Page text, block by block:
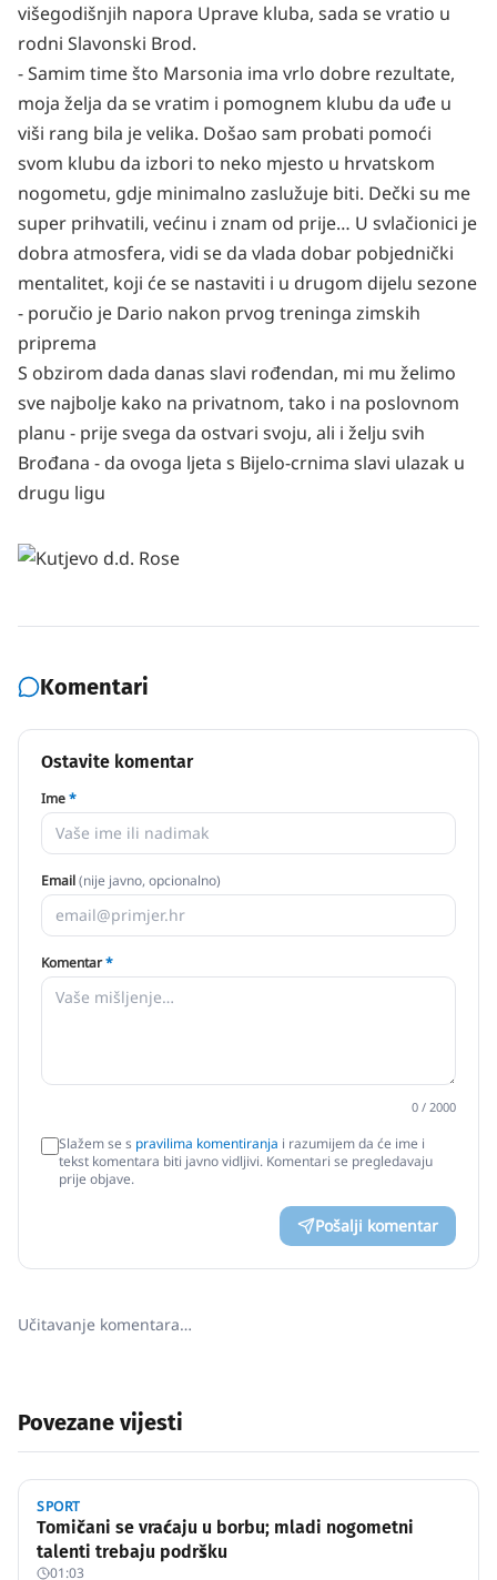
višegodišnjih napora Uprave kluba, sada se vratio u
rodni Slavonski Brod.
- Samim time što Marsonia ima vrlo dobre rezultate,
moja želja da se vratim i pomognem klubu da uđe u
viši rang bila je velika. Došao sam probati pomoći
svom klubu da izbori to neko mjesto u hrvatskom
nogometu, gdje minimalno zaslužuje biti. Dečki su me
super prihvatili, većinu i znam od prije… U svlačionici je
dobra atmosfera, vidi se da vlada dobar pobjednički
mentalitet, koji će se nastaviti i u drugom dijelu sezone
- poručio je Dario nakon prvog treninga zimskih
priprema
S obzirom dada danas slavi rođendan, mi mu želimo
sve najbolje kako na privatnom, tako i na poslovnom
planu - prije svega da ostvari svoju, ali i želju svih
Brođana - da ovoga ljeta s Bijelo-crnima slavi ulazak u
drugu ligu
Komentari
Ostavite komentar
Ime*
Email(nije javno, opcionalno)
Komentar*
0 / 2000
Slažem se s pravilima komentiranja i razumijem da će ime i
tekst komentara biti javno vidljivi. Komentari se pregledavaju
prije objave.
Pošalji komentar
Učitavanje komentara…
Povezane vijesti
SPORT
Tomičani se vraćaju u borbu; mladi nogometni
talenti trebaju podršku
01:03